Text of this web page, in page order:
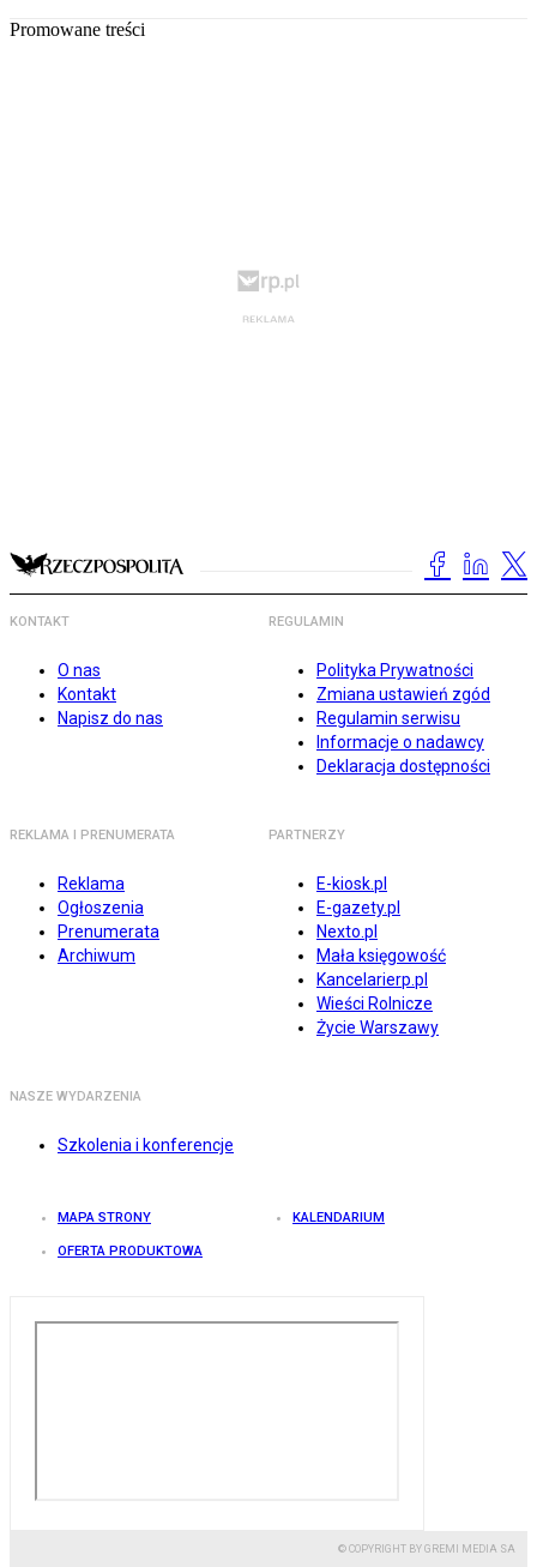
Promowane treści
KONTAKT
O nas
Kontakt
Napisz do nas
REGULAMIN
Polityka Prywatności
Zmiana ustawień zgód
Regulamin serwisu
Informacje o nadawcy
Deklaracja dostępności
REKLAMA I PRENUMERATA
Reklama
Ogłoszenia
Prenumerata
Archiwum
PARTNERZY
E-kiosk.pl
E-gazety.pl
Nexto.pl
Mała księgowość
Kancelarierp.pl
Wieści Rolnicze
Życie Warszawy
NASZE WYDARZENIA
Szkolenia i konferencje
MAPA STRONY KALENDARIUM
OFERTA PRODUKTOWA
© COPYRIGHT BY GREMI MEDIA SA